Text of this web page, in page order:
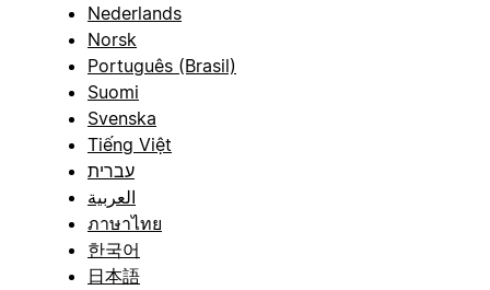
Nederlands
Norsk
Português (Brasil)
Suomi
Svenska
Tiếng Việt
עברית
العربية
ภาษาไทย
한국어
日本語